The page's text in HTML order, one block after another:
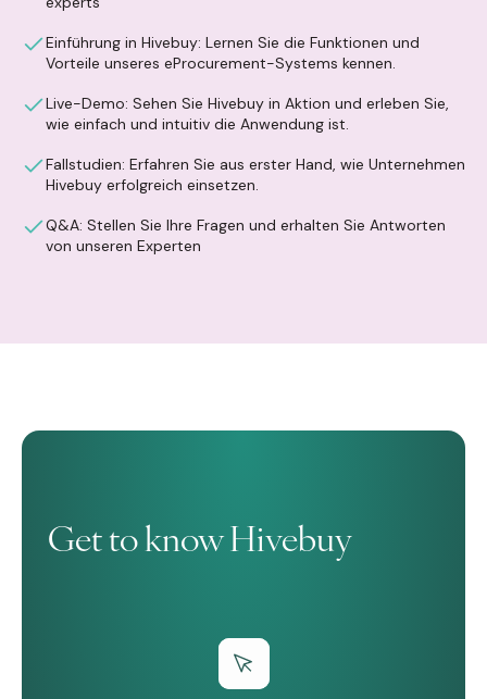
Einführung in Hivebuy: Lernen Sie die Funktionen und
Vorteile unseres eProcurement-Systems kennen.
Live-Demo: Sehen Sie Hivebuy in Aktion und erleben Sie,
wie einfach und intuitiv die Anwendung ist.
Fallstudien: Erfahren Sie aus erster Hand, wie Unternehmen
Hivebuy erfolgreich einsetzen.
Q&A: Stellen Sie Ihre Fragen und erhalten Sie Antworten
von unseren Experten
Get to know Hivebuy